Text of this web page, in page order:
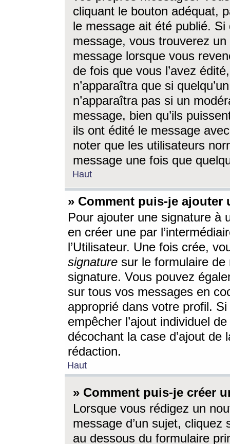
cliquant le bouton adéquat,
le message ait été publié. Si
message, vous trouverez
message lorsque vous
de fois que vous l’avez
n’apparaîtra que si
n’apparaîtra pas si un
message, bien qu’ils
ils ont édité le message
noter que les utilisateurs
message une fois que
Haut
» Comment puis-je ajouter
Pour ajouter une signature à
en créer une par
l’Utilisateur. Une fois crée,
signature sur le formulaire de
signature. Vous pouvez
sur tous vos messages en
approprié dans votre profil.
empêcher l’ajout individuel
décochant la case d’ajout
rédaction.
Haut
» Comment puis-je créer
Lorsque vous rédigez un
message d’un sujet, cliquez
au dessous du formulaire